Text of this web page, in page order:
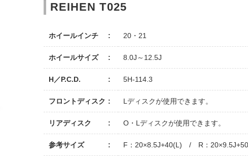
REIHEN T025
ホイールインチ 20・21
ホイールサイズ 8.0J～12.5J
H／P.C.D. 5H-114.3
フロントディスク Lディスクが使用できます。
リアディスク O・Lディスクが使用できます。
参考サイズ F：20×8.5J+40(L) / R：